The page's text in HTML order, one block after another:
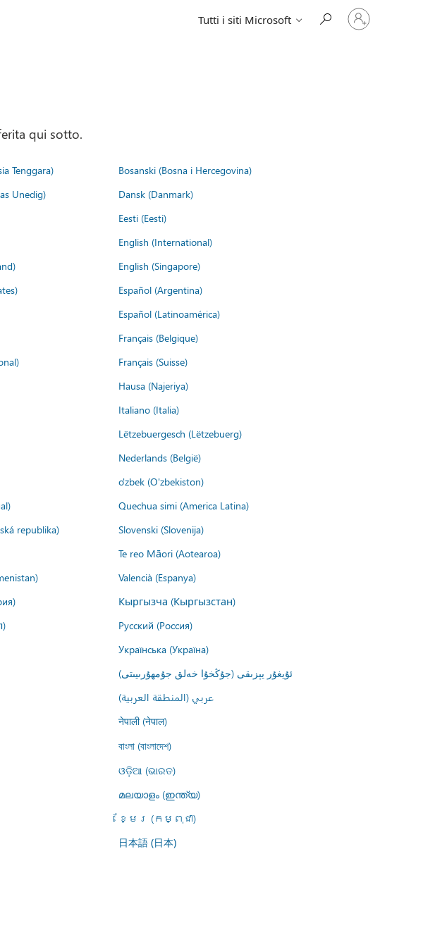
Tutti i siti Microsoft
Accedi
con
qui sotto.
Tenggara)
Bosanski (Bosna i Hercegovina)
Unedig)
Dansk (Danmark)
Eesti (Eesti)
English (International)
English (Singapore)
Español (Argentina)
Español (Latinoamérica)
Français (Belgique)
Français (Suisse)
Hausa (Najeriya)
Italiano (Italia)
Lëtzebuergesch (Lëtzebuerg)
Nederlands (België)
o'zbek (O'zbekiston)
Quechua simi (America Latina)
republika)
Slovenski (Slovenija)
Te reo Māori (Aotearoa)
Valencià (Espanya)
Кыргызча (Кыргызстан)
Русский (Россия)
Українська (Україна)
ئۇيغۇر يېزىقى (جۇڭخۇا خەلق جۇمھۇرىيىتى)
عربي (المنطقة العربية)
नेपाली (नेपाल)
বাংলা (বাংলাদেশ)
ଓଡ଼ିଆ (ଭାରତ)
മലയാളം (ഇന്ത്യ)
ខ្មែរ (កម្ពុជា)
日本語 (日本)